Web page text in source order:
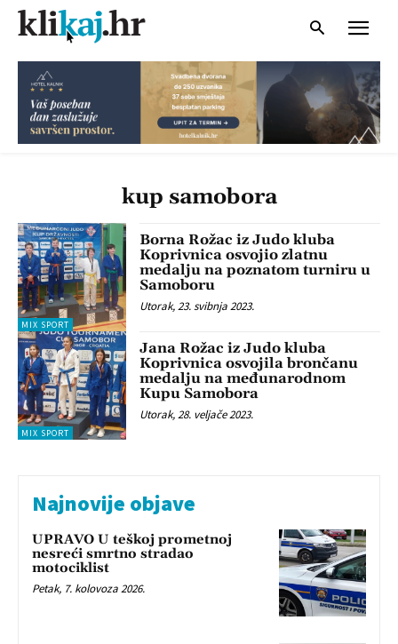
kup samobora
MIX SPORT
Borna Rožac iz Judo kluba
Koprivnica osvojio zlatnu
medalju na poznatom turniru u
Samoboru
Utorak, 23. svibnja 2023.
MIX SPORT
Jana Rožac iz Judo kluba
Koprivnica osvojila brončanu
medalju na međunarodnom
Kupu Samobora
Utorak, 28. veljače 2023.
Najnovije objave
UPRAVO U teškoj prometnoj
nesreći smrtno stradao
motociklist
Petak, 7. kolovoza 2026.